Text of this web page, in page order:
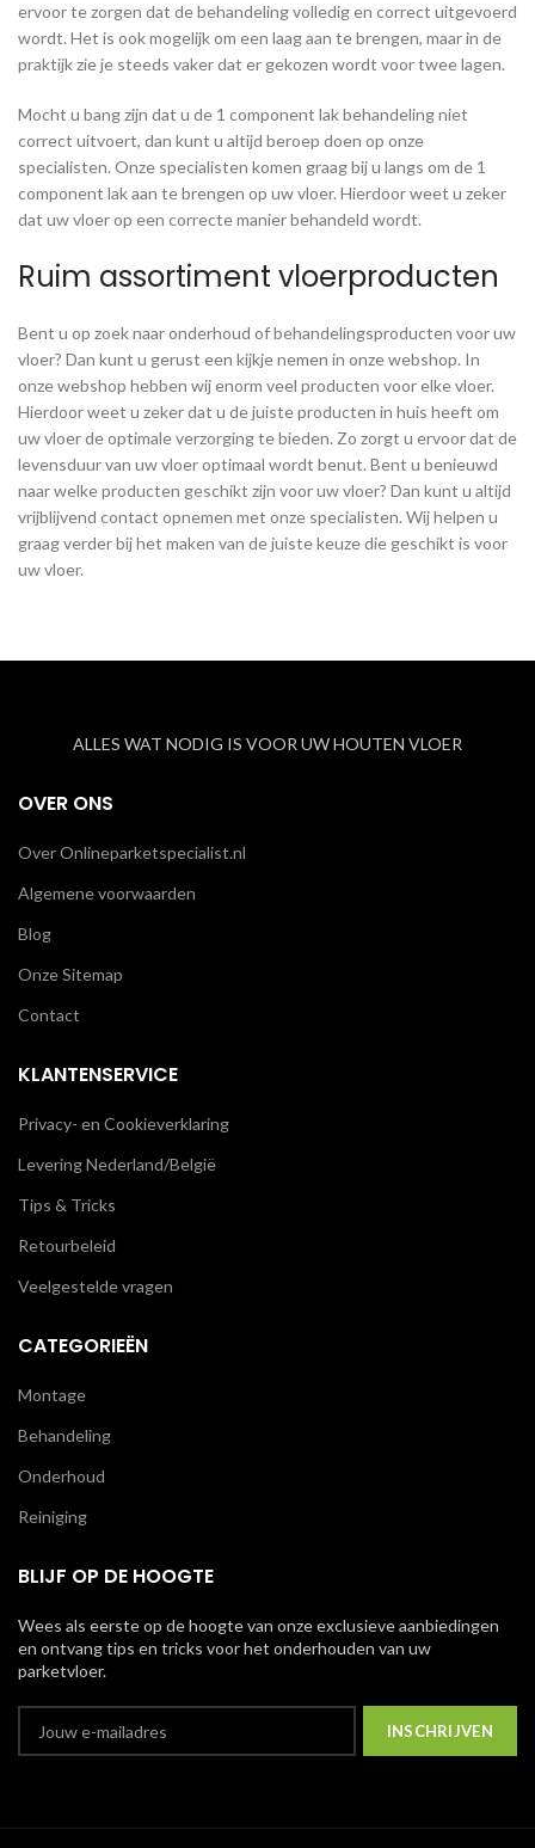
ervoor te zorgen dat de behandeling volledig en correct uitgevoerd
wordt. Het is ook mogelijk om een laag aan te brengen, maar in de
praktijk zie je steeds vaker dat er gekozen wordt voor twee lagen.
Mocht u bang zijn dat u de 1 component lak behandeling niet
correct uitvoert, dan kunt u altijd beroep doen op onze
specialisten. Onze specialisten komen graag bij u langs om de 1
component lak aan te brengen op uw vloer. Hierdoor weet u zeker
dat uw vloer op een correcte manier behandeld wordt.
Ruim assortiment vloerproducten
Bent u op zoek naar onderhoud of behandelingsproducten voor uw
vloer? Dan kunt u gerust een kijkje nemen in onze webshop. In
onze webshop hebben wij enorm veel producten voor elke vloer.
Hierdoor weet u zeker dat u de juiste producten in huis heeft om
uw vloer de optimale verzorging te bieden. Zo zorgt u ervoor dat de
levensduur van uw vloer optimaal wordt benut. Bent u benieuwd
naar welke producten geschikt zijn voor uw vloer? Dan kunt u altijd
vrijblijvend contact opnemen met onze specialisten. Wij helpen u
graag verder bij het maken van de juiste keuze die geschikt is voor
uw vloer.
ALLES WAT NODIG IS VOOR UW HOUTEN VLOER
OVER ONS
Over Onlineparketspecialist.nl
Algemene voorwaarden
Blog
Onze Sitemap
Contact
KLANTENSERVICE
Privacy- en Cookieverklaring
Levering Nederland/België
Tips & Tricks
Retourbeleid
Veelgestelde vragen
CATEGORIEËN
Montage
Behandeling
Onderhoud
Reiniging
BLIJF OP DE HOOGTE
Wees als eerste op de hoogte van onze exclusieve aanbiedingen
en ontvang tips en tricks voor het onderhouden van uw
parketvloer.